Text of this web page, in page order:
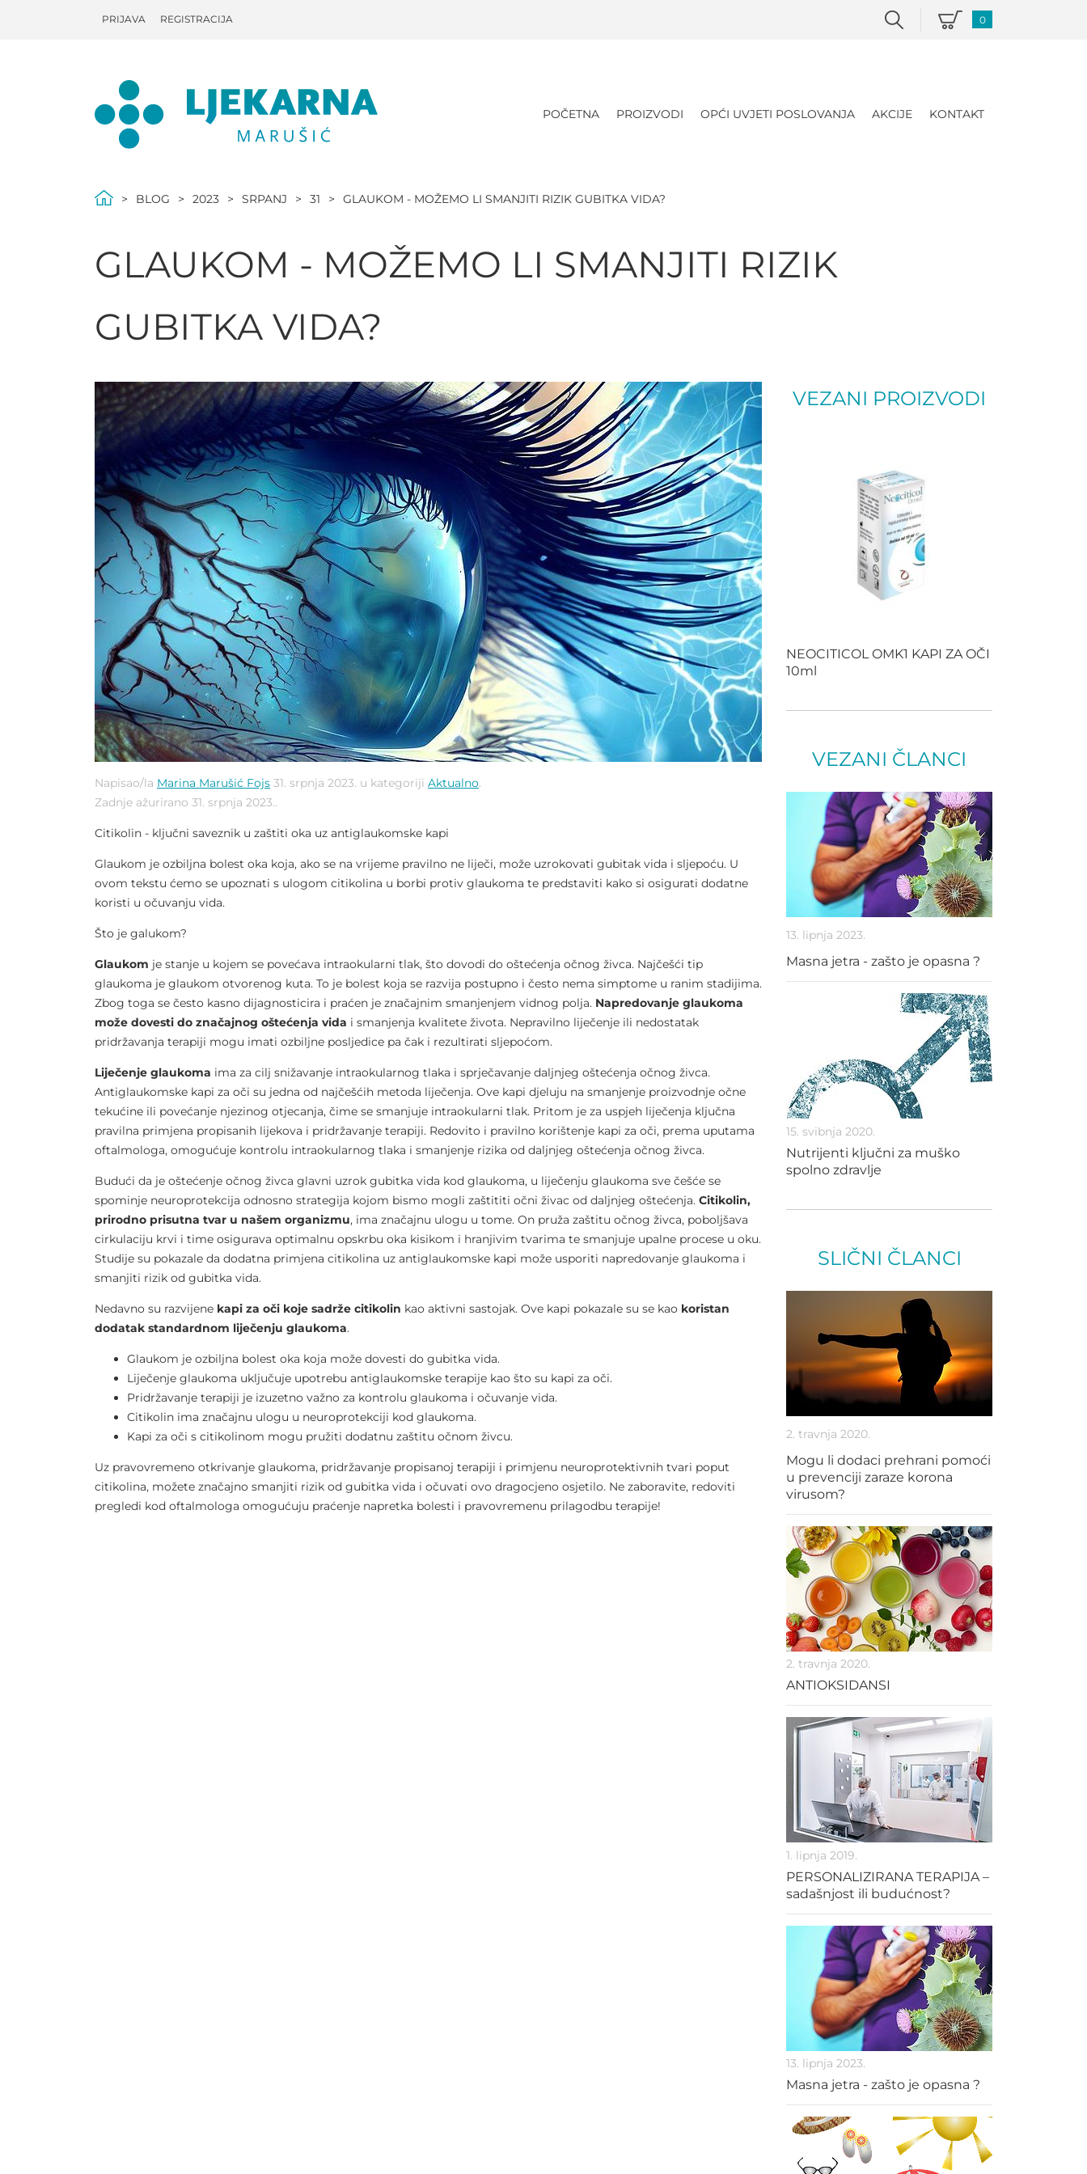
PRIJAVA REGISTRACIJA 0
POČETNA PROIZVODI OPĆI UVJETI POSLOVANJA AKCIJE KONTAKT
BLOG 2023 SRPANJ 31 GLAUKOM - MOŽEMO LI SMANJITI RIZIK GUBITKA VIDA?
GLAUKOM - MOŽEMO LI SMANJITI RIZIK
GUBITKA VIDA?
Napisao/la Marina Marušić Fojs 31. srpnja 2023. u kategoriji Aktualno.
Zadnje ažurirano 31. srpnja 2023..
Citikolin - ključni saveznik u zaštiti oka uz antiglaukomske kapi
Glaukom je ozbiljna bolest oka koja, ako se na vrijeme pravilno ne liječi, može uzrokovati gubitak vida i sljepoću. U
ovom tekstu ćemo se upoznati s ulogom citikolina u borbi protiv glaukoma te predstaviti kako si osigurati dodatne
koristi u očuvanju vida.
Što je galukom?
Glaukom je stanje u kojem se povećava intraokularni tlak, što dovodi do oštećenja očnog živca. Najčešći tip
glaukoma je glaukom otvorenog kuta. To je bolest koja se razvija postupno i često nema simptome u ranim stadijima.
Zbog toga se često kasno dijagnosticira i praćen je značajnim smanjenjem vidnog polja. Napredovanje glaukoma
može dovesti do značajnog oštećenja vida i smanjenja kvalitete života. Nepravilno liječenje ili nedostatak
pridržavanja terapiji mogu imati ozbiljne posljedice pa čak i rezultirati sljepoćom.
Liječenje glaukoma ima za cilj snižavanje intraokularnog tlaka i sprječavanje daljnjeg oštećenja očnog živca.
Antiglaukomske kapi za oči su jedna od najčešćih metoda liječenja. Ove kapi djeluju na smanjenje proizvodnje očne
tekućine ili povećanje njezinog otjecanja, čime se smanjuje intraokularni tlak. Pritom je za uspjeh liječenja ključna
pravilna primjena propisanih lijekova i pridržavanje terapiji. Redovito i pravilno korištenje kapi za oči, prema uputama
oftalmologa, omogućuje kontrolu intraokularnog tlaka i smanjenje rizika od daljnjeg oštećenja očnog živca.
Budući da je oštećenje očnog živca glavni uzrok gubitka vida kod glaukoma, u liječenju glaukoma sve češće se
spominje neuroprotekcija odnosno strategija kojom bismo mogli zaštititi očni živac od daljnjeg oštećenja. Citikolin,
prirodno prisutna tvar u našem organizmu, ima značajnu ulogu u tome. On pruža zaštitu očnog živca, poboljšava
cirkulaciju krvi i time osigurava optimalnu opskrbu oka kisikom i hranjivim tvarima te smanjuje upalne procese u oku.
Studije su pokazale da dodatna primjena citikolina uz antiglaukomske kapi može usporiti napredovanje glaukoma i
smanjiti rizik od gubitka vida.
Nedavno su razvijene kapi za oči koje sadrže citikolin kao aktivni sastojak. Ove kapi pokazale su se kao koristan
dodatak standardnom liječenju glaukoma.
Glaukom je ozbiljna bolest oka koja može dovesti do gubitka vida.
Liječenje glaukoma uključuje upotrebu antiglaukomske terapije kao što su kapi za oči.
Pridržavanje terapiji je izuzetno važno za kontrolu glaukoma i očuvanje vida.
Citikolin ima značajnu ulogu u neuroprotekciji kod glaukoma.
Kapi za oči s citikolinom mogu pružiti dodatnu zaštitu očnom živcu.
Uz pravovremeno otkrivanje glaukoma, pridržavanje propisanoj terapiji i primjenu neuroprotektivnih tvari poput
citikolina, možete značajno smanjiti rizik od gubitka vida i očuvati ovo dragocjeno osjetilo. Ne zaboravite, redoviti
pregledi kod oftalmologa omogućuju praćenje napretka bolesti i pravovremenu prilagodbu terapije!
VEZANI PROIZVODI
NEOCITICOL OMK1 KAPI ZA OČI
10ml
VEZANI ČLANCI
13. lipnja 2023.
Masna jetra - zašto je opasna ?
15. svibnja 2020.
Nutrijenti ključni za muško
spolno zdravlje
SLIČNI ČLANCI
2. travnja 2020.
Mogu li dodaci prehrani pomoći
u prevenciji zaraze korona
virusom?
2. travnja 2020.
ANTIOKSIDANSI
1. lipnja 2019.
PERSONALIZIRANA TERAPIJA –
sadašnjost ili budućnost?
13. lipnja 2023.
Masna jetra - zašto je opasna ?